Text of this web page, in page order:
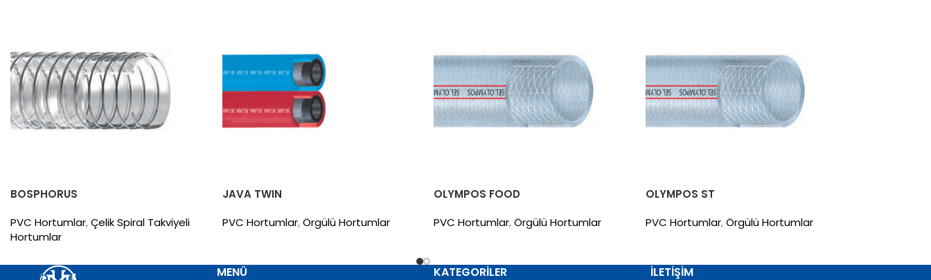
BOSPHORUS
PVC Hortumlar,Çelik Spiral Takviyeli
Hortumlar
JAVA TWIN
PVC Hortumlar, Örgülü Hortumlar
OLYMPOS FOOD
PVC Hortumlar,Örgülü Hortumlar
OLYMPOS ST
PVC Hortumlar, Örgülü Hortumlar
MENÜ KATEGORILER İLETİŞİM